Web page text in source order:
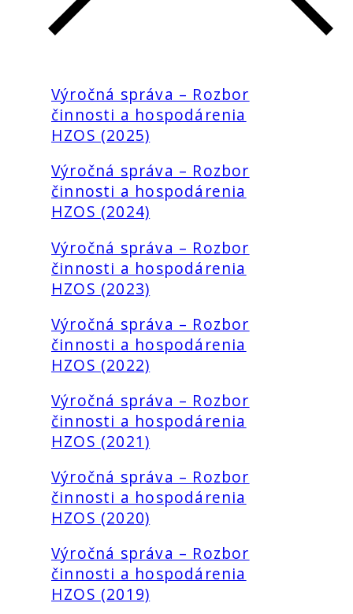
Výročná správa – Rozbor
činnosti a hospodárenia
HZOS (2025)
Výročná správa – Rozbor
činnosti a hospodárenia
HZOS (2024)
Výročná správa – Rozbor
činnosti a hospodárenia
HZOS (2023)
Výročná správa – Rozbor
činnosti a hospodárenia
HZOS (2022)
Výročná správa – Rozbor
činnosti a hospodárenia
HZOS (2021)
Výročná správa – Rozbor
činnosti a hospodárenia
HZOS (2020)
Výročná správa – Rozbor
činnosti a hospodárenia
HZOS (2019)